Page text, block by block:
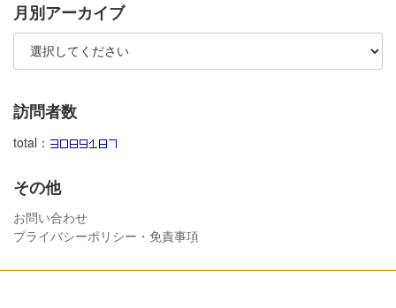
月別アーカイブ
訪問者数
total：
その他
お問い合わせ
プライバシーポリシー・免責事項